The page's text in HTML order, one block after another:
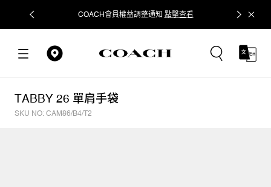
COACH會員權益調整通知 點擊查看 立即追蹤
TABBY 26 單肩手袋
SKU NO: CAM86/B4/T2